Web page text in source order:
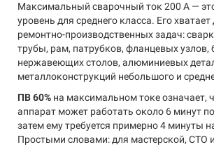
Максимальный сварочный ток 200 А —
уровень для среднего класса. Его
ремонтно-производственных задач:
трубы, рам, патрубков, фланцевых узлов,
нержавеющих столов, алюминиевых
металлоконструкций небольшого и
ПВ 60% на максимальном токе означает,
аппарат может работать около 6 минут
затем ему требуется примерно 4 минуты
Простыми словами: для мастерской, СТО